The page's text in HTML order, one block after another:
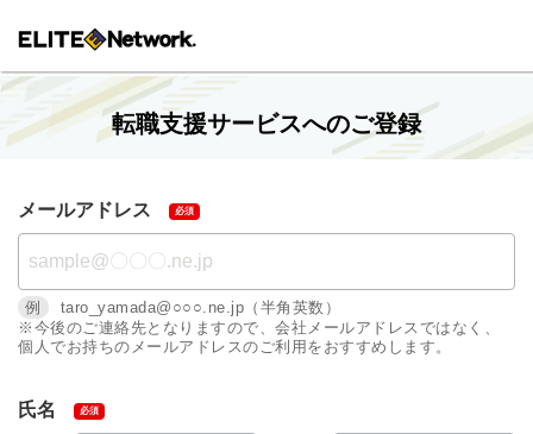
転職支援サービスへのご登録
メールアドレス
例
taro_yamada@○○○.ne.jp（半角英数）
※今後のご連絡先となりますので、会社メールアドレスではなく、
個人でお持ちのメールアドレスのご利用をおすすめします。
氏名